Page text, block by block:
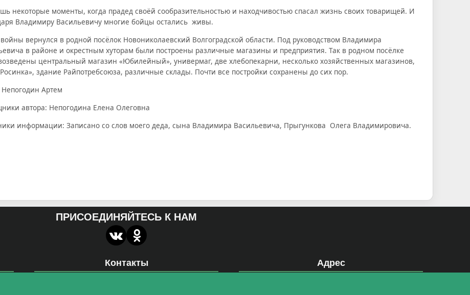
некоторые моменты, когда прадед своёй сообразительностью и находчивостью спасал жизнь своих товарищей. И
Владимиру Васильевичу многие бойцы остались живы.
вернулся в родной посёлок Новониколаевский Волгоградской области. Под руководством Владимира
в районе и окрестным хуторам были построены различные магазины и предприятия. Так в родном посёлке
центральный магазин «Юбилейный», универмаг, две хлебопекарни, несколько хозяйственных магазинов,
здание Райпотребсоюза, различные склады. Почти все постройки сохранены до сих пор.
Непогодин Артем
автора: Непогодина Елена Олеговна
информации: Записано со слов моего деда, сына Владимира Васильевича, Прыгункова Олега Владимировича.
ПРИСОЕДИНЯЙТЕСЬ К НАМ
Контакты Адрес